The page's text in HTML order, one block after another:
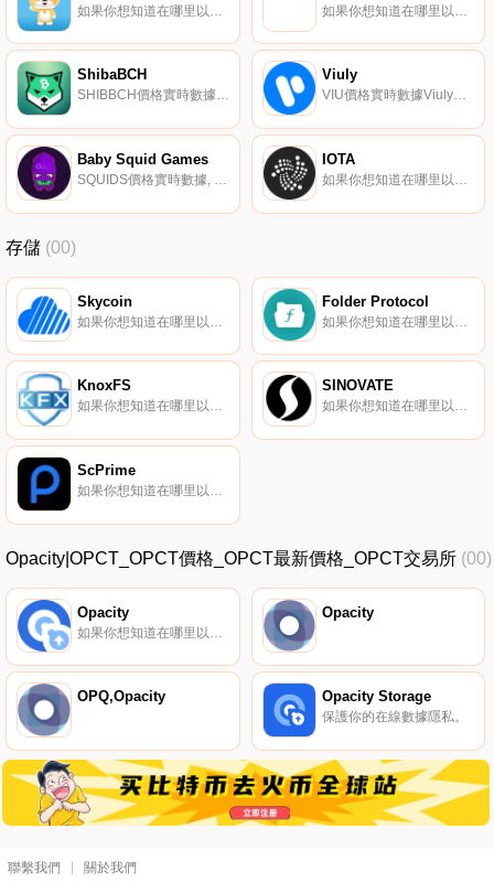
ShibaBCH
SHIBBCH價格實時數據ShibaBCH-由SmartBCH側鏈為比特幣現金提供動力的去中心化社區代幣.
Viuly
VIU價格實時數據Viuly（VIU）是一種加密貨幣,在以太坊平臺上運行。Viuly目前的供應量為1000000000,流通量為771905775.335。最近已知的Viuly價格為0.0000716美元,在過去24小時內上漲了0.00。更多信息請訪問https://viuly.io/.
Baby Squid Games
SQUIDS價格實時數據, 股息代幣支付持有者在Axie Infinity Shards的每次買賣中獲得7%的獎勵。團隊主要設在英國和美國。Baby Squid Games正在構建一個NFT游戲,您可以在其中制作各種我們的嬰兒魷魚.
IOTA
如果你想知道在哪里以當前價格購買IOTA,目前交易{IOTA]股票的頂級加密貨幣交易所是Binance、OKX、Bitrue、ByMIOTAt和Bitget。您可以在我們的加密貨幣交易所頁面上找到其他列表.
存儲 (00)
Skycoin Folder Protocol
KnoxFS
如果你想知道在哪里以當前價格購買KnoxFS,目前交易{KnoxFS]股票的頂級加密貨幣交易所是SouthXchange。您可以在我們的加密貨幣交易所頁面上找到其他列表。KnoxFS正在開發存儲應用程序,利用區塊鏈技術去中心化、安全可靠地存儲您的數據.
SINOVATE
如果你想知道在哪里以當前價格購買SINOVATE,目前交易{SINOVATE]股票的頂級加密貨幣交易所是TradeOgre。您可以在我們的加密貨幣交易所頁面上找到其他列表.
ScPrime
如果你想知道在哪里以當前價格購買ScPrime,目前交易{ScPrime]股票的頂級加密貨幣交易所是TradeOgre和SouthXchange。您可以在我們的加密貨幣交易所頁面上找到其他列表.
Opacity|OPCT_OPCT價格_OPCT最新價格_OPCT交易所 (00)
Opacity Opacity
OPQ,Opacity Opacity Storage
保護你的在線數據隱私。
聯繫我們 關於我們